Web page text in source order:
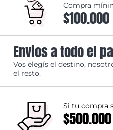
Compra
$100.000
Envios a todo el
Vos elegís el destino,
el resto.
Si tu compra
$500.000